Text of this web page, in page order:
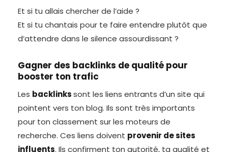
Et si tu allais chercher de l’aide ?
Et si tu chantais pour te faire entendre plutôt que
d’attendre dans le silence assourdissant ?
Gagner des backlinks de qualité pour
booster ton trafic
Les backlinkssont les liens entrants d’un site qui
pointent vers ton blog. Ils sont très importants
pour ton classement sur les moteurs de
recherche. Ces liens doivent provenir de sites
influents. Ils confirment ton autorité, ta qualité et